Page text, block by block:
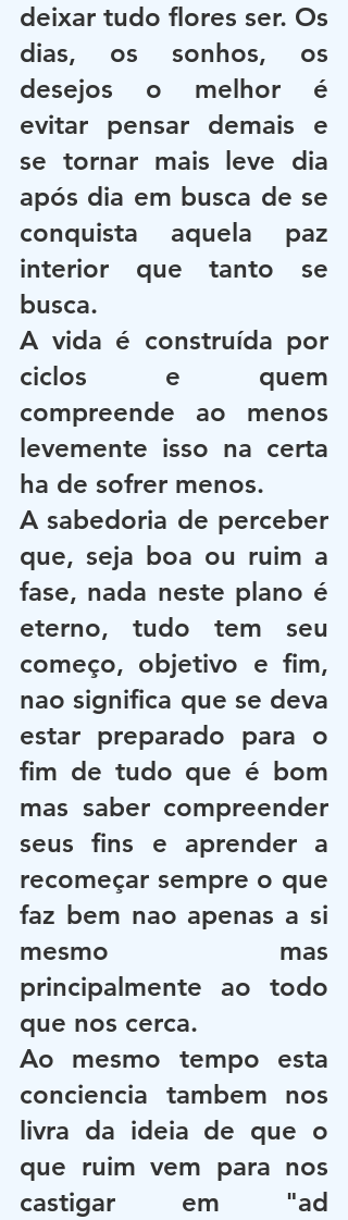
deixar tudo flores ser. Os
dias, os sonhos, os
desejos o melhor é
evitar pensar demais e
se tornar mais leve dia
após dia em busca de se
conquista aquela paz
interior que tanto se
busca.
A vida é construída por
ciclos e quem
compreende ao menos
levemente isso na certa
ha de sofrer menos.
A sabedoria de perceber
que, seja boa ou ruim a
fase, nada neste plano é
eterno, tudo tem seu
começo, objetivo e fim,
nao significa que se deva
estar preparado para o
fim de tudo que é bom
mas saber compreender
seus fins e aprender a
recomeçar sempre o que
faz bem nao apenas a si
mesmo mas
principalmente ao todo
que nos cerca.
Ao mesmo tempo esta
conciencia tambem nos
livra da ideia de que o
que ruim vem para nos
castigar em "ad